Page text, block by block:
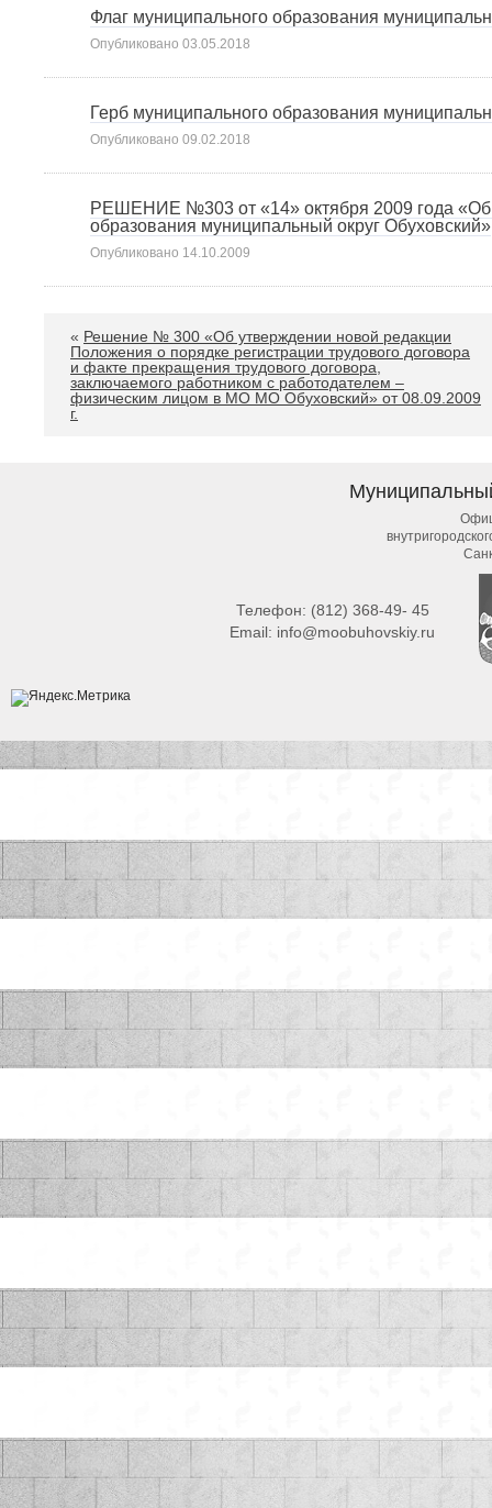
Флаг муниципального образования
Опубликовано 03.05.2018
Герб муниципального образования
Опубликовано 09.02.2018
РЕШЕНИЕ №303 от «14» октября 2009 года
образования муниципальный округ Обуховский»
Опубликовано 14.10.2009
« Решение № 300 «Об утверждении новой редакции
Положения о порядке регистрации трудового договора
и факте прекращения трудового договора,
заключаемого работником с работодателем –
физическим лицом в МО МО Обуховский» от 08.09.2009
г.
Телефон: (812) 368-49- 45
Email: info@moobuhovskiy.ru